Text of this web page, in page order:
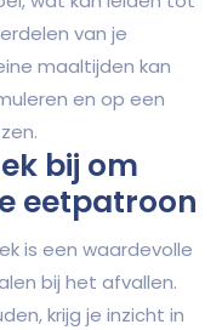
van je
maaltijden kan
en op een
bij om
eetpatroon
is een waardevolle
bij het afvallen.
krijg je inzicht in